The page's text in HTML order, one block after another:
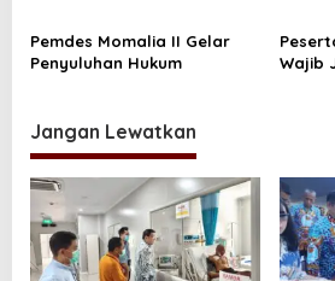
Pemdes Momalia II Gelar
Penyuluhan Hukum
Wajib
Jangan Lewatkan